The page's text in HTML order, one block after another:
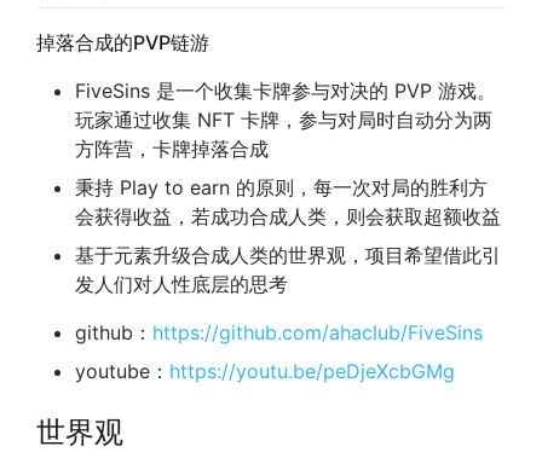
掉落合成的PVP链游
FiveSins 是一个收集卡牌参与对决的 PVP 游戏。
玩家通过收集 NFT 卡牌，参与对局时自动分为两
方阵营，卡牌掉落合成
秉持 Play to earn 的原则，每一次对局的胜利方
会获得收益，若成功合成人类，则会获取超额收益
基于元素升级合成人类的世界观，项目希望借此引
发人们对人性底层的思考
github： https://github.com/ahaclub/FiveSins
youtube： https://youtu.be/peDjeXcbGMg
世界观